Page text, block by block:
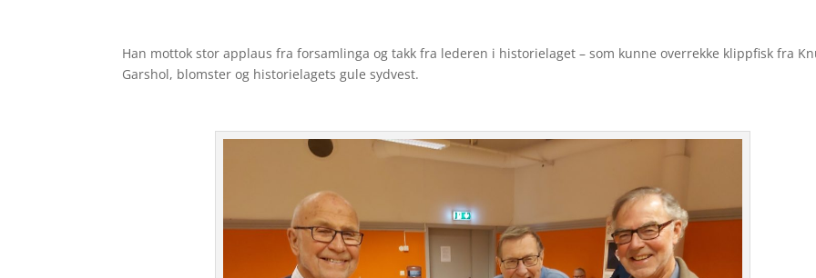
Han mottok stor applaus fra forsamlinga og takk fra lederen i historielaget – som kunne overrekke klippfisk fra
Garshol, blomster og historielagets gule sydvest.